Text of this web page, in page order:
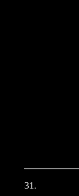
31.